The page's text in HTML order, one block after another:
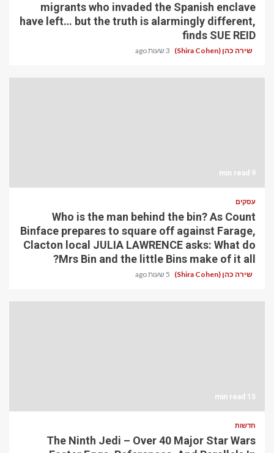
migrants who invaded the Spanish enclave
have left… but the truth is alarmingly different,
finds SUE REID
שירה כהן (Shira Cohen) 3 שעות ago
9 min read
עסקים
Who is the man behind the bin? As Count
Binface prepares to square off against Farage,
Clacton local JULIA LAWRENCE asks: What do
Mrs Bin and the little Bins make of it all?
שירה כהן (Shira Cohen) 5 שעות ago
15 min read
חדשות
The Ninth Jedi – Over 40 Major Star Wars